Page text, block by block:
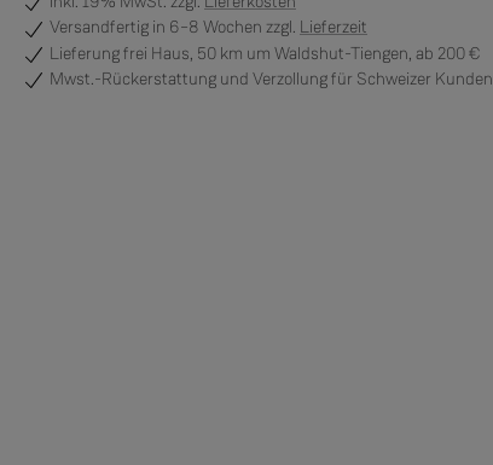
Versandfertig in 6–8 Wochen zzgl. Lieferzeit
Lieferung frei Haus, 50 km um Waldshut-Tiengen, ab 200 €
Mwst.-Rückerstattung und Verzollung für Schweizer Kunden